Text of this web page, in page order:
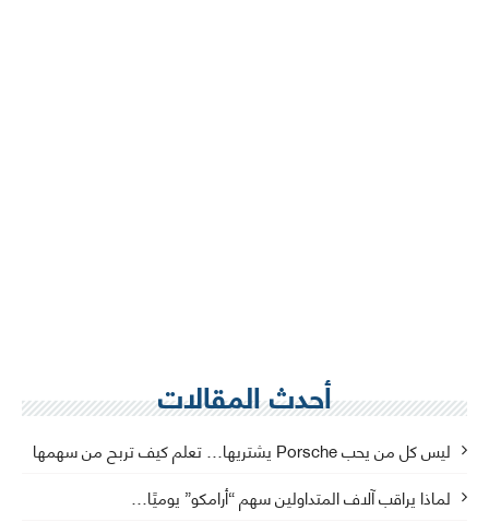
أحدث المقالات
ليس كل من يحب Porsche يشتريها… تعلم كيف تربح من سهمها
لماذا يراقب آلاف المتداولين سهم “أرامكو” يوميًا…